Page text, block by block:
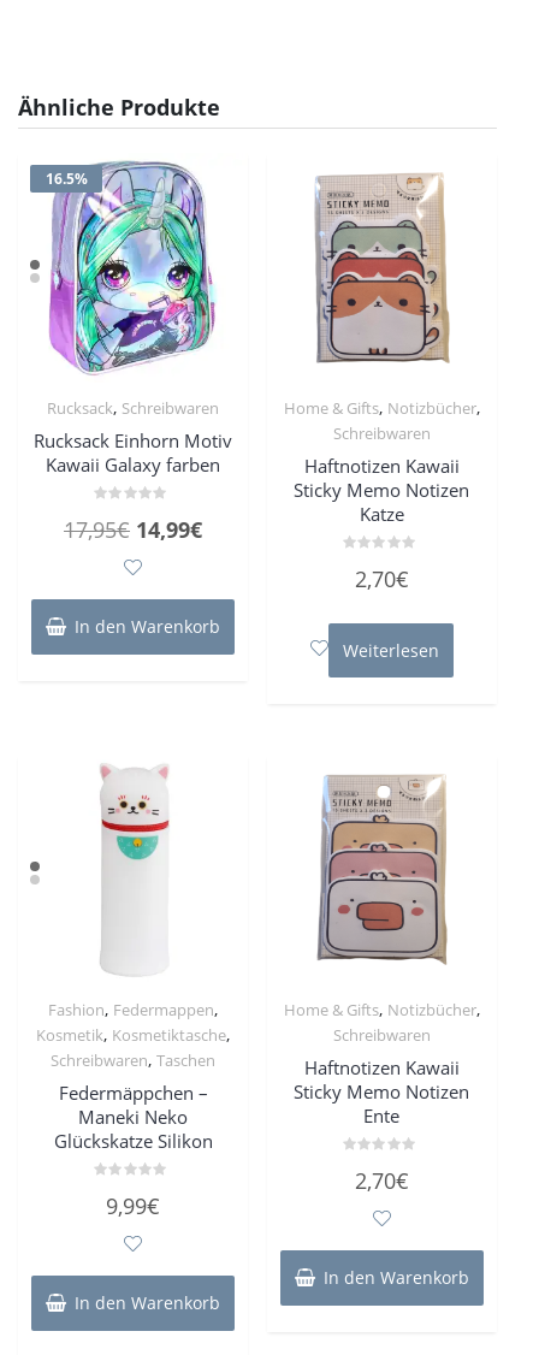
Ähnliche Produkte
16.5%
Rucksack, Schreibwaren
Rucksack Einhorn Motiv
Kawaii Galaxy farben
mit
17,95€ Ursprünglicher
Preis
war:
17,95€
14,99€Aktueller
ist:
14,99€.
In den Warenkorb
Home & Gifts, Notizbücher,
Schreibwaren
Haftnotizen Kawaii
Sticky Memo Notizen
Katze
mit
5
2,70€
Weiterlesen
Fashion, Federmappen,
Kosmetik, Kosmetiktasche,
Schreibwaren,Taschen
Federmäppchen –
Maneki Neko
Glückskatze Silikon
mit9,99€
In den Warenkorb
Home & Gifts, Notizbücher,
Schreibwaren
Haftnotizen Kawaii
Sticky Memo Notizen
Ente
mit2,70€
In den Warenkorb